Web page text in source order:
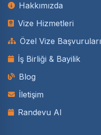
Hakkımızda
Vize Hizmetleri
Özel Vize Başvuruları
İş Birliği & Bayilik
Blog
İletişim
Randevu Al